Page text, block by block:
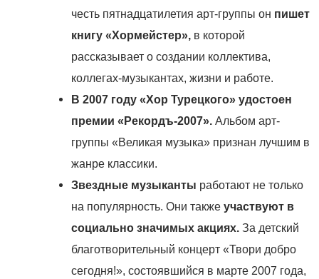
честь пятнадцатилетия арт-группы он пишет
книгу «Хормейстер», в которой
рассказывает о создании коллектива,
коллегах-музыкантах, жизни и работе.
В 2007 году «Хор Турецкого» удостоен
премии «Рекордъ-2007». Альбом арт-
группы «Великая музыка» признан лучшим в
жанре классики.
Звездные музыканты работают не только
на популярность. Они также участвуют в
социально значимых акциях. За детский
благотворительный концерт «Твори добро
сегодня!», состоявшийся в марте 2007 года,